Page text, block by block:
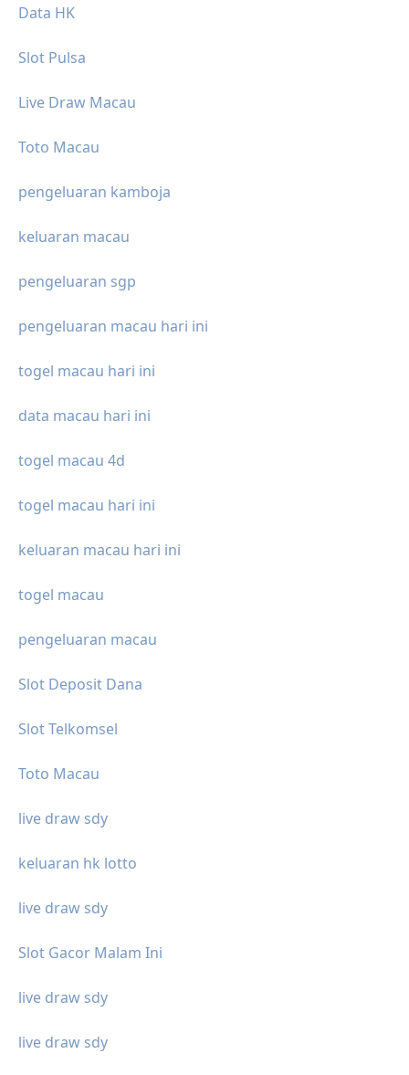
Data HK
Slot Pulsa
Live Draw Macau
Toto Macau
pengeluaran kamboja
keluaran macau
pengeluaran sgp
pengeluaran macau hari ini
togel macau hari ini
data macau hari ini
togel macau 4d
togel macau hari ini
keluaran macau hari ini
togel macau
pengeluaran macau
Slot Deposit Dana
Slot Telkomsel
Toto Macau
live draw sdy
keluaran hk lotto
live draw sdy
Slot Gacor Malam Ini
live draw sdy
live draw sdy